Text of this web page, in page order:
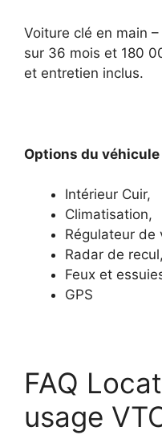
Voiture clé en main
sur 36 mois et 180
et entretien inclus.
Options du
Intérieur Cuir,
Climatisation,
Régulateur de
Radar de recul,
Feux et
GPS
FAQ
usage